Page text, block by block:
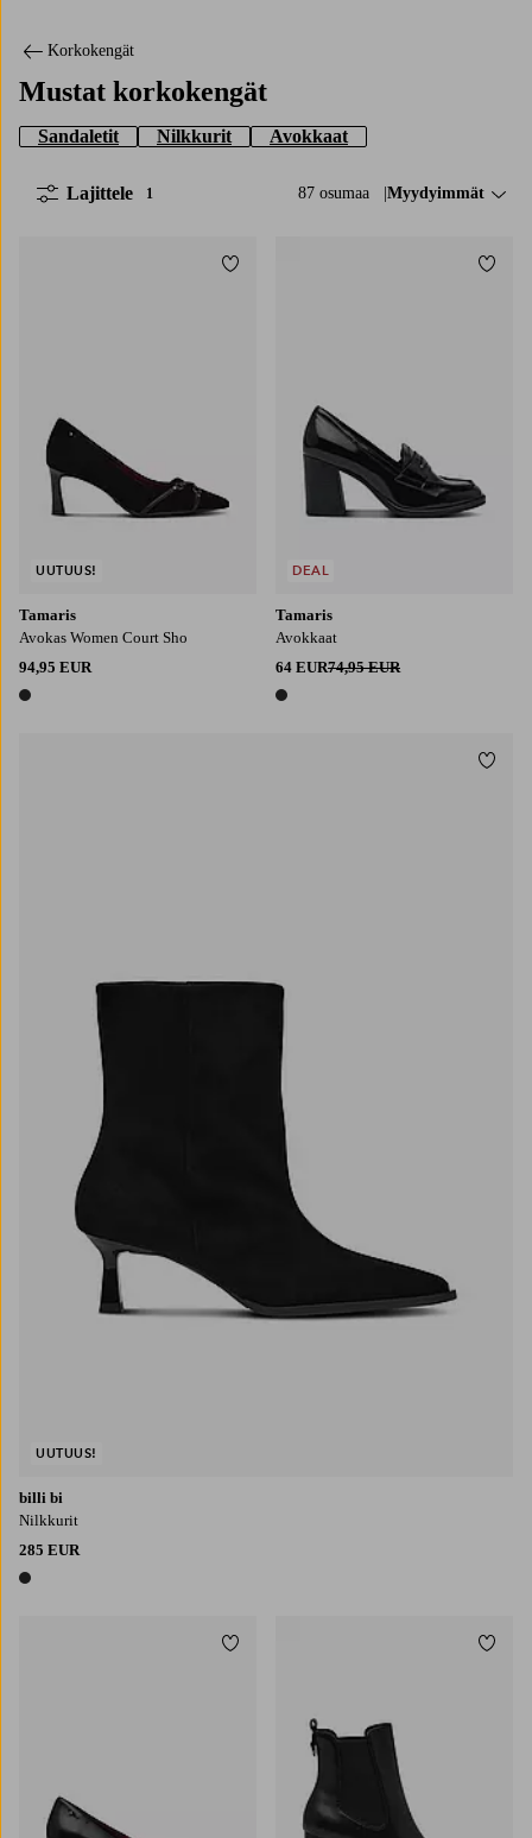
Korkokengät
Mustat korkokengät
Sandaletit Nilkkurit Avokkaat
87 osumaa Lajittele:
Myydyimmät
Lajittele 1
billi bi
Nilkkurit
285 EUR
1 väri
UUTUUS!
Tamaris
Avokas Women Court Sho
94,95 EUR
1 väri
UUTUUS!
Lisää suosikkeihin
Tamaris
Avokkaat
64 EUR74,95 EUR
1 väri
DEAL
Lisää suosikkeihin